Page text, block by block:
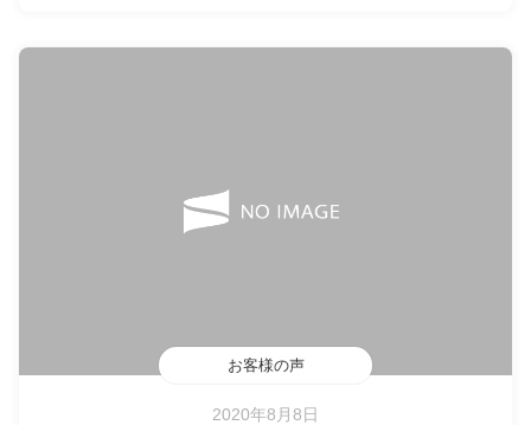
お客様の声
2020年8月8日